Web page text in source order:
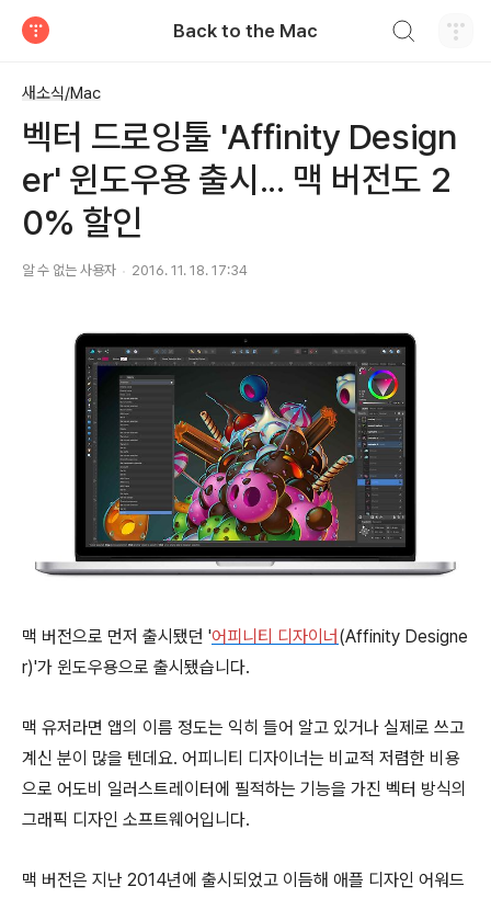
Back to the Mac
새소식/Mac
벡터 드로잉툴 'Affinity Design
er' 윈도우용 출시... 맥 버전도 2
0% 할인
알 수 없는 사용자 2016. 11. 18. 17:34
맥 버전으로 먼저 출시됐던 '어피니티 디자이너(Affinity Designe
r)'가 윈도우용으로 출시됐습니다.
맥 유저라면 앱의 이름 정도는 익히 들어 알고 있거나 실제로 쓰고
계신 분이 많을 텐데요. 어피니티 디자이너는 비교적 저렴한 비용
으로 어도비 일러스트레이터에 필적하는 기능을 가진 벡터 방식의
그래픽 디자인 소프트웨어입니다.
맥 버전은 지난 2014년에 출시되었고 이듬해 애플 디자인 어워드